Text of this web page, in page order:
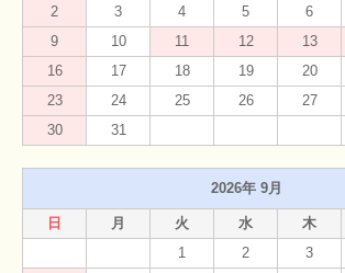
2
3 4 5 6
9
10 11 12 13
16
17 18 19 20
23
24 25 26 27
30
31
2026年 9月
日 月 火 水 木
1
2 3